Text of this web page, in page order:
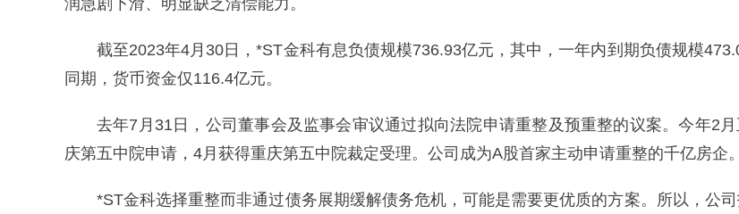
润急剧下滑、明显缺乏清偿能力。
截至2023年4月30日，*ST金科有息负债规模736.93亿元，其中，一年内到期负债规模
同期，货币资金仅116.4亿元。
去年7月31日，公司董事会及监事会审议通过拟向法院申请重整及预重整的议案。今年2
庆第五中院申请，4月获得重庆第五中院裁定受理。公司成为A股首家主动申请重整的千亿房企。
*ST金科选择重整而非通过债务展期缓解债务危机，可能是需要更优质的方案。所以，公